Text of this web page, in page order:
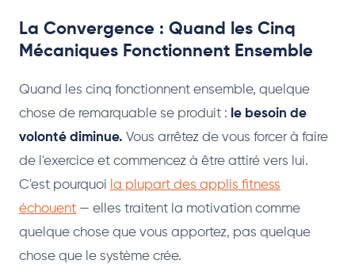
La Convergence : Quand les Cinq
Mécaniques Fonctionnent Ensemble
Quand les cinq fonctionnent ensemble, quelque
chose de remarquable se produit : le besoin de
volonté diminue. Vous arrêtez de vous forcer à faire
de l'exercice et commencez à être attiré vers lui.
C'est pourquoi la plupart des applis fitness
échouent — elles traitent la motivation comme
quelque chose que vous apportez, pas quelque
chose que le système crée.